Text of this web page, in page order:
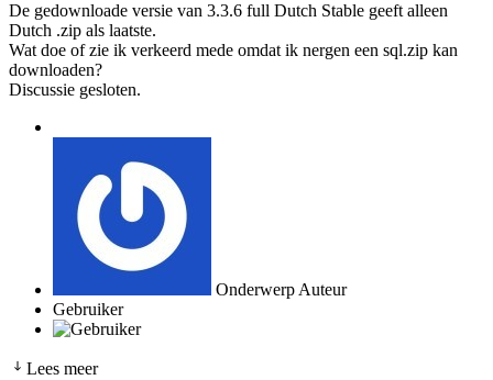
De gedownloade versie van 3.3.6 full Dutch Stable geeft alleen
Dutch .zip als laatste.
Wat doe of zie ik verkeerd mede omdat ik nergen een sql.zip kan
downloaden?
Discussie gesloten.
Onderwerp Auteur
Gebruiker
Lees meer